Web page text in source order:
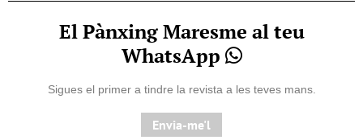
El Pànxing Maresme al teu
WhatsApp
Sigues el primer a tindre la revista a les teves mans.
Envia-me'l